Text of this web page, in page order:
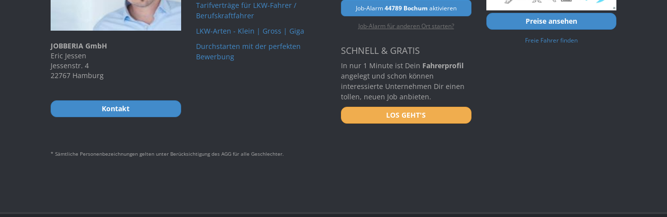
JOBBERIA GmbH
Eric Jessen
Jessenstr. 4
22767 Hamburg
Kontakt
Tarifverträge für LKW-Fahrer /
Berufskraftfahrer
LKW-Arten - Klein | Gross | Giga
Durchstarten mit der perfekten
Bewerbung
Job-Alarm44789 Bochum aktivieren
Job-Alarm für anderen Ort starten?
SCHNELL & GRATIS
In nur 1 Minute ist Dein Fahrerprofil
angelegt und schon können
interessierte Unternehmen Dir einen
tollen, neuen Job anbieten.
LOS GEHT'S
Preise ansehen
Freie Fahrer finden
* Sämtliche Personenbezeichnungen gelten unter Berücksichtigung des AGG für alle Geschlechter.